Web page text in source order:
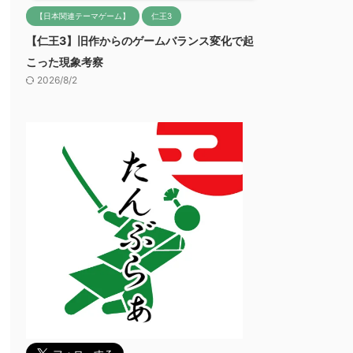
【日本関連テーマゲーム】 仁王3
【仁王3】旧作からのゲームバランス変化で起
こった現象考察
2026/8/2